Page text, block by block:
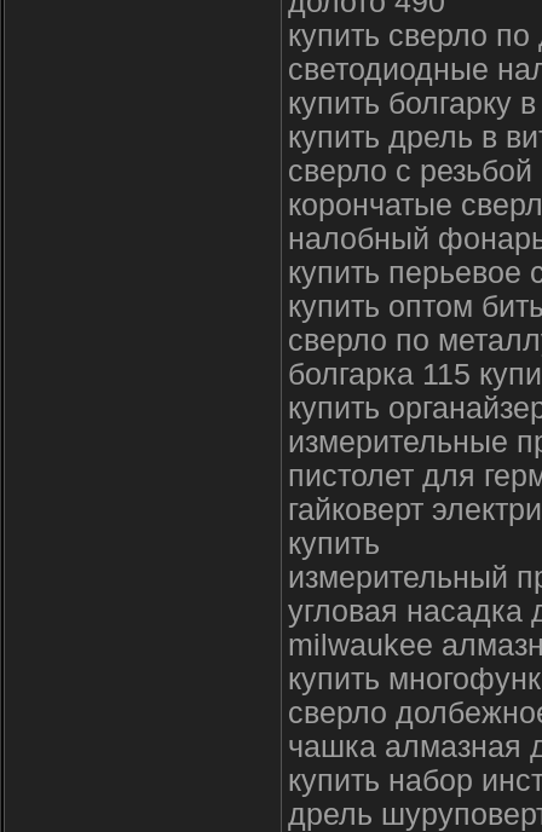
купить сверло
светодиодные
купить болгарку
купить дрель в
сверло с
корончатые
налобный
купить перьевое
купить оптом
сверло по
болгарка 115
купить
измерительные
пистолет для
гайковерт
купить
измерительный
угловая насадка
milwaukee
купить
сверло
чашка алмазная
купить набор
дрель